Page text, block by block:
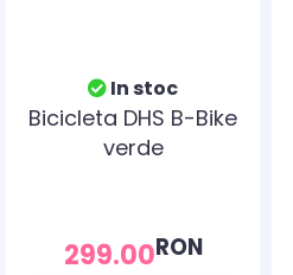
In stoc
Bicicleta DHS B-Bike
verde
299.00RON